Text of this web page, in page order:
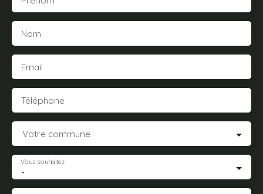
Nom
Email
Téléphone
Votre commune
-
Vous souhaitez